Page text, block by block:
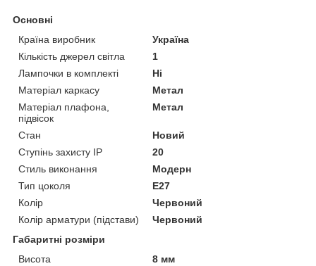
Основні
Країна виробник
Україна
Кількість джерел світла
1
Лампочки в комплекті
Ні
Матеріал каркасу
Метал
Матеріал плафона,
підвісок
Метал
Стан
Новий
Ступінь захисту IP
20
Стиль виконання
Модерн
Тип цоколя
E27
Колір
Червоний
Колір арматури (підстави)
Червоний
Габаритні розміри
Висота
8 мм